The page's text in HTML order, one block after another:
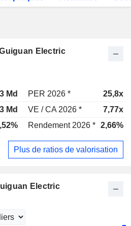
Electric
Md PER 2026 *
25,8x
Md VE / CA 2026 *
7,77x
Rendement 2026 * 2,66%
Plus de ratios de valorisation
Electric